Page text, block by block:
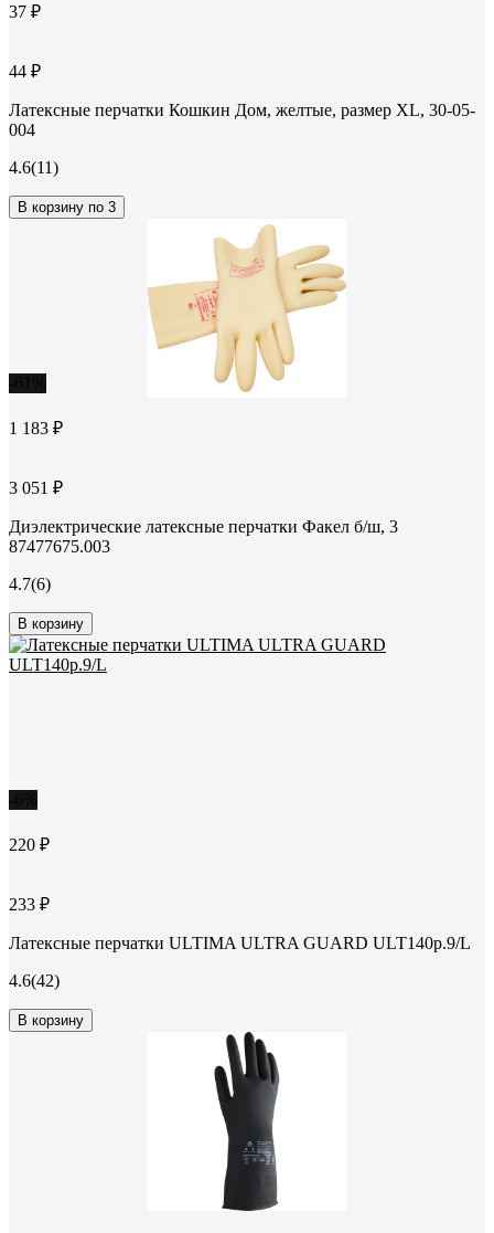
37 ₽
44 ₽
Латексные перчатки Кошкин Дом, желтые, размер XL, 30-05-
004
4.6(11)
В корзину по 3
1 183 ₽
3 051 ₽
Диэлектрические латексные перчатки Факел б/ш, 3
87477675.003
4.7(6)
В корзину
220 ₽
233 ₽
Латексные перчатки ULTIMA ULTRA GUARD ULT140р.9/L
4.6(42)
В корзину